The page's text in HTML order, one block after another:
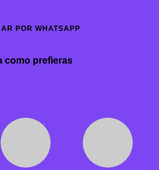
POR WHATSAPP
como prefieras